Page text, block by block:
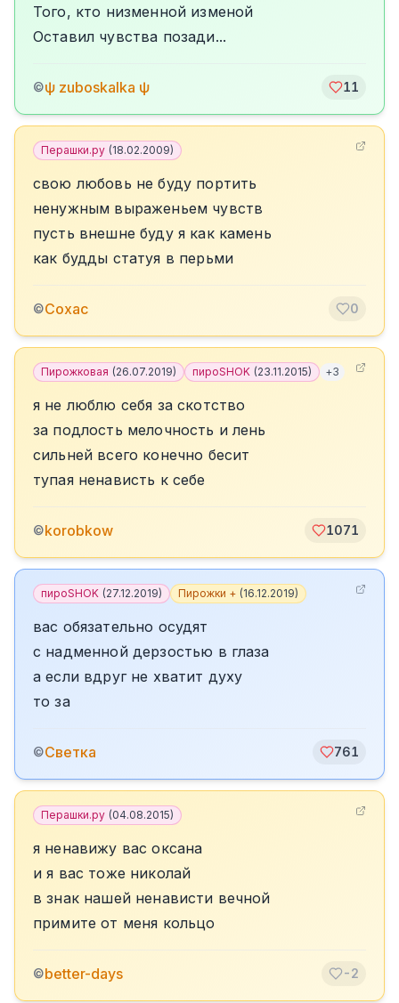
Того, кто низменной изменой
Оставил чувства позади...
©ψ zuboskalka ψ 11
Перашки.ру (18.02.2009)
свою любовь не буду портить
ненужным выраженьем чувств
пусть внешне буду я как камень
как будды статуя в перьми
©Сохас 0
Пирожковая (26.07.2019) пироSHOK (23.11.2015) +3
я не люблю себя за скотство
за подлость мелочность и лень
сильней всего конечно бесит
тупая ненависть к себе
©korobkow 1071
пироSHOK (27.12.2019) Пирожки + (16.12.2019)
вас обязательно осудят
с надменной дерзостью в глаза
а если вдруг не хватит духу
то за
©Светка 761
Перашки.ру (04.08.2015)
я ненавижу вас оксана
и я вас тоже николай
в знак нашей ненависти вечной
примите от меня кольцо
©better-days -2